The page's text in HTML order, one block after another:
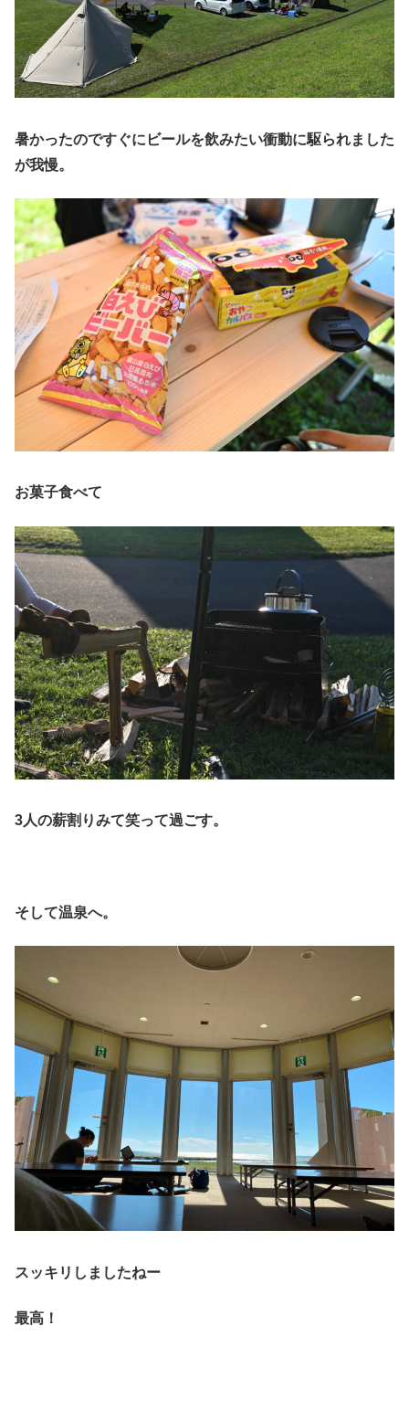
暑かったのですぐにビールを飲みたい衝動に駆られました
が我慢。
お菓子食べて
3人の薪割りみて笑って過ごす。
そして温泉へ。
スッキリしましたねー
最高！